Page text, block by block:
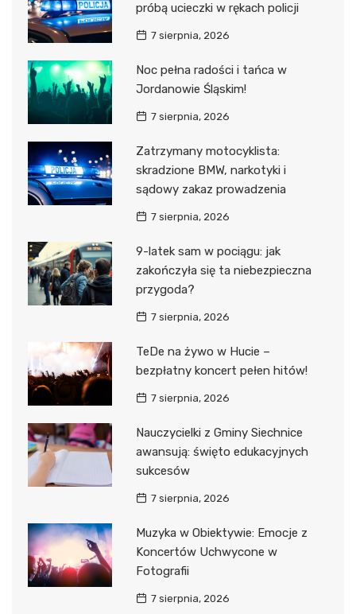
próbą ucieczki w rękach policji
7 sierpnia, 2026
Noc pełna radości i tańca w
Jordanowie Śląskim!
7 sierpnia, 2026
Zatrzymany motocyklista:
skradzione BMW, narkotyki i
sądowy zakaz prowadzenia
7 sierpnia, 2026
9-latek sam w pociągu: jak
zakończyła się ta niebezpieczna
przygoda?
7 sierpnia, 2026
TeDe na żywo w Hucie –
bezpłatny koncert pełen hitów!
7 sierpnia, 2026
Nauczycielki z Gminy Siechnice
awansują: święto edukacyjnych
sukcesów
7 sierpnia, 2026
Muzyka w Obiektywie: Emocje z
Koncertów Uchwycone w
Fotografii
7 sierpnia, 2026